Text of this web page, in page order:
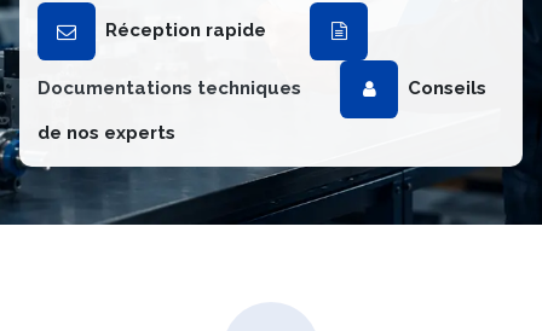
Réception rapide
Documentations techniques Conseils
de nos experts